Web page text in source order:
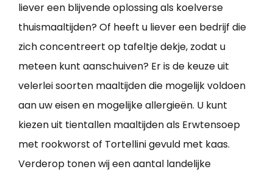
liever een blijvende oplossing als koelverse
thuismaaltijden? Of heeft u liever een bedrijf die
zich concentreert op tafeltje dekje, zodat u
meteen kunt aanschuiven? Er is de keuze uit
velerlei soorten maaltijden die mogelijk voldoen
aan uw eisen en mogelijke allergieën. U kunt
kiezen uit tientallen maaltijden als Erwtensoep
met rookworst of Tortellini gevuld met kaas.
Verderop tonen wij een aantal landelijke